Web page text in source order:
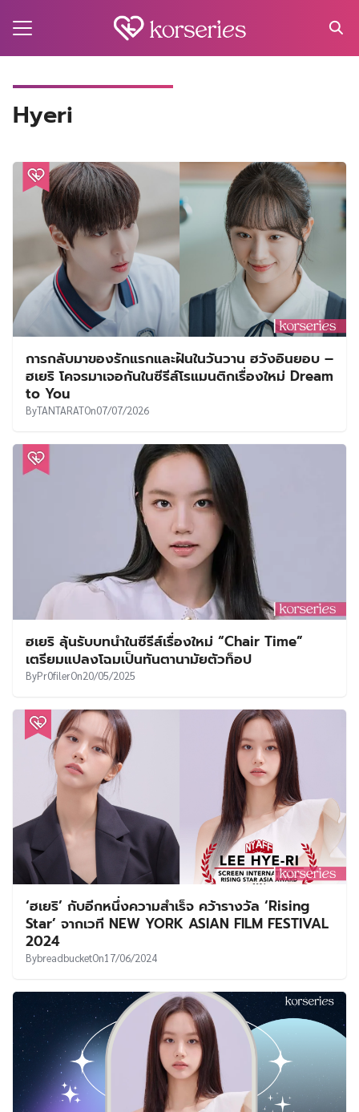
Hyeri
การกลับมาของรักแรกและฝันในวันวาน ฮวังอินยอบ –
ฮเยริ โคจรมาเจอกันในซีรีส์โรแมนติกเรื่องใหม่ Dream
to You
ByTANTARATOn07/07/2026
ฮเยริ ลุ้นรับบทนำในซีรีส์เรื่องใหม่ “Chair Time”
เตรียมแปลงโฉมเป็นทันตานามัยตัวท็อป
ByPr0filerOn20/05/2025
‘ฮเยริ’ กับอีกหนึ่งความสำเร็จ คว้ารางวัล ‘Rising
Star’ จากเวที NEW YORK ASIAN FILM FESTIVAL
2024
BybreadbucketOn17/06/2024